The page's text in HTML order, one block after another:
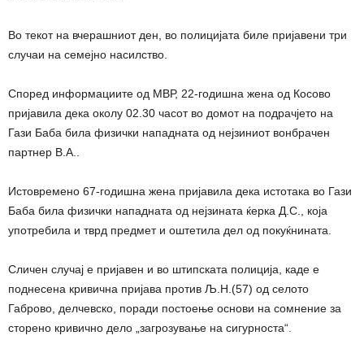
Во текот на вчерашниот ден, во полицијата биле пријавени три
случаи на семејно насилство.
Според информациите од МВР, 22-годишна жена од Косово
пријавила дека околу 02.30 часот во домот на подрачјето на
Гази Баба била физички нападната од нејзиниот вонбрачен
партнер В.А..
Истовремено 67-годишна жена пријавила дека истотака во Гази
Баба била физички нападната од нејзината ќерка Д.С., која
употребила и тврд предмет и оштетила дел од покуќнината.
Сличен случај е пријавен и во штипската полиција, каде е
поднесена кривична пријава против Љ.Н.(57) од селото
Габрово, делчевско, поради постоење основи на сомнение за
сторено кривично дело „загрозување на сигурноста“.